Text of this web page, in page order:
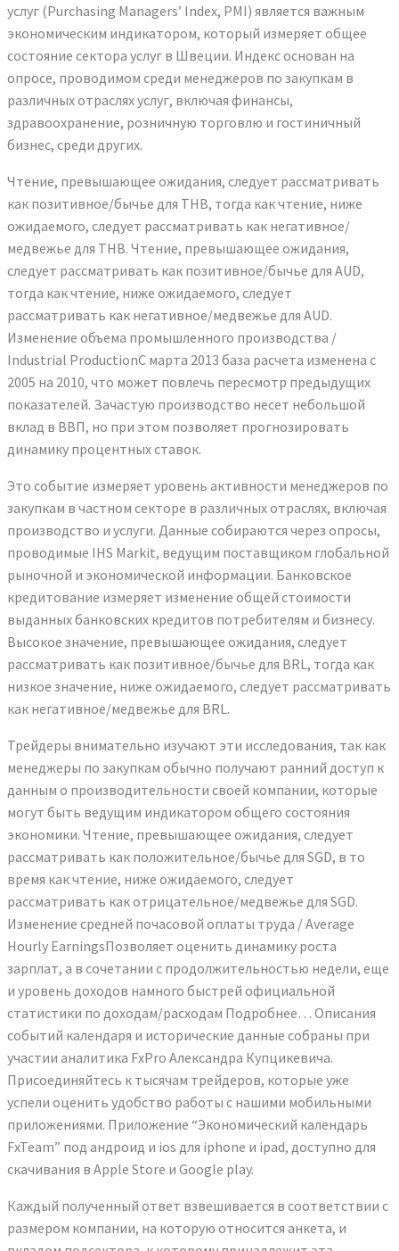
услуг (Purchasing Managers’ Index, PMI) является важным
экономическим индикатором, который измеряет общее
состояние сектора услуг в Швеции. Индекс основан на
опросе, проводимом среди менеджеров по закупкам в
различных отраслях услуг, включая финансы,
здравоохранение, розничную торговлю и гостиничный
бизнес, среди других.
Чтение, превышающее ожидания, следует рассматривать
как позитивное/бычье для THB, тогда как чтение, ниже
ожидаемого, следует рассматривать как негативное/
медвежье для THB. Чтение, превышающее ожидания,
следует рассматривать как позитивное/бычье для AUD,
тогда как чтение, ниже ожидаемого, следует
рассматривать как негативное/медвежье для AUD.
Изменение объема промышленного производства /
Industrial ProductionС марта 2013 база расчета изменена с
2005 на 2010, что может повлечь пересмотр предыдущих
показателей. Зачастую производство несет небольшой
вклад в ВВП, но при этом позволяет прогнозировать
динамику процентных ставок.
Это событие измеряет уровень активности менеджеров по
закупкам в частном секторе в различных отраслях, включая
производство и услуги. Данные собираются через опросы,
проводимые IHS Markit, ведущим поставщиком глобальной
рыночной и экономической информации. Банковское
кредитование измеряет изменение общей стоимости
выданных банковских кредитов потребителям и бизнесу.
Высокое значение, превышающее ожидания, следует
рассматривать как позитивное/бычье для BRL, тогда как
низкое значение, ниже ожидаемого, следует рассматривать
как негативное/медвежье для BRL.
Трейдеры внимательно изучают эти исследования, так как
менеджеры по закупкам обычно получают ранний доступ к
данным о производительности своей компании, которые
могут быть ведущим индикатором общего состояния
экономики. Чтение, превышающее ожидания, следует
рассматривать как положительное/бычье для SGD, в то
время как чтение, ниже ожидаемого, следует
рассматривать как отрицательное/медвежье для SGD.
Изменение средней почасовой оплаты труда / Average
Hourly EarningsПозволяет оценить динамику роста
зарплат, а в сочетании с продолжительностью недели, еще
и уровень доходов намного быстрей официальной
статистики по доходам/расходам Подробнее… Описания
событий календаря и исторические данные собраны при
участии аналитика FxPro Александра Купцикевича.
Присоединяйтесь к тысячам трейдеров, которые уже
успели оценить удобство работы с нашими мобильными
приложениями. Приложение “Экономический календарь
FxTeam” под андроид и ios для iphone и ipad, доступно для
скачивания в Apple Store и Google play.
Каждый полученный ответ взвешивается в соответствии с
размером компании, на которую относится анкета, и